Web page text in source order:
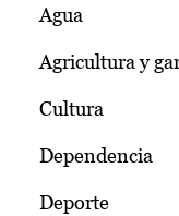
Agua
Agricultura y
Cultura
Dependencia
Deporte